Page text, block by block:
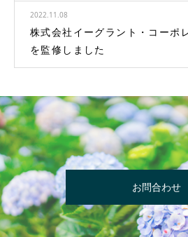
2022.11.08
株式会社イーグラント・コーポ
を監修しました
お問合わせ